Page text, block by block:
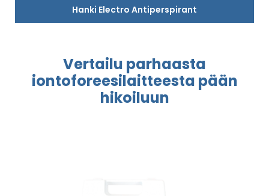
Hanki Electro Antiperspirant
Vertailu parhaasta
iontoforeesilaitteesta pään
hikoiluun